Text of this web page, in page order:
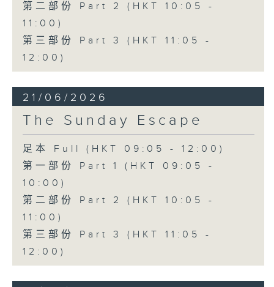
第二部份 Part 2 (HKT 10:05 -
11:00)
第三部份 Part 3 (HKT 11:05 -
12:00)
21/06/2026
The Sunday Escape
足本 Full (HKT 09:05 - 12:00)
第一部份 Part 1 (HKT 09:05 -
10:00)
第二部份 Part 2 (HKT 10:05 -
11:00)
第三部份 Part 3 (HKT 11:05 -
12:00)